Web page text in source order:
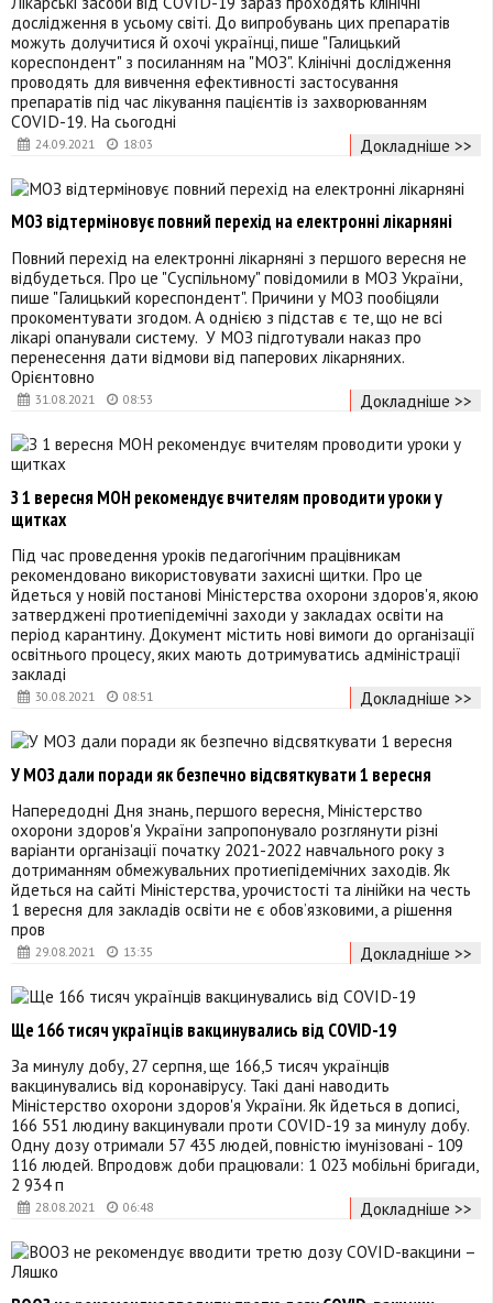
24.09.2021 18:03
дослідження в усьому світі. До випробувань цих препаратів
можуть долучитися й охочі українці, пише "Галицький
кореспондент" з посиланням на "МОЗ". Клінічні дослідження
проводять для вивчення ефективності застосування
препаратів під час лікування пацієнтів із захворюванням
COVID-19. На сьогодні
Докладніше >>
31.08.2021 08:53
МОЗ відтерміновує повний перехід на електронні лікарняні
Повний перехід на електронні лікарняні з першого вересня не
відбудеться. Про це "Суспільному" повідомили в МОЗ України,
пише "Галицький кореспондент". Причини у МОЗ пообіцяли
прокоментувати згодом. А однією з підстав є те, що не всі
лікарі опанували систему. У МОЗ підготували наказ про
перенесення дати відмови від паперових лікарняних.
Орієнтовно
Докладніше >>
30.08.2021 08:51
З 1 вересня МОН рекомендує вчителям проводити уроки у
щитках
Під час проведення уроків педагогічним працівникам
рекомендовано використовувати захисні щитки. Про це
йдеться у новій постанові Міністерства охорони здоров'я, якою
затверджені протиепідемічні заходи у закладах освіти на
період карантину. Документ містить нові вимоги до організації
освітнього процесу, яких мають дотримуватись адміністрації
закладі
Докладніше >>
29.08.2021 13:35
У МОЗ дали поради як безпечно відсвяткувати 1 вересня
Напередодні Дня знань, першого вересня, Міністерство
охорони здоров'я України запропонувало розглянути різні
варіанти організації початку 2021-2022 навчального року з
дотриманням обмежувальних протиепідемічних заходів. Як
йдеться на сайті Міністерства, урочистості та лінійки на честь
1 вересня для закладів освіти не є обов’язковими, а рішення
пров
Докладніше >>
28.08.2021 06:48
Ще 166 тисяч українців вакцинувались від COVID-19
За минулу добу, 27 серпня, ще 166,5 тисяч українців
вакцинувались від коронавірусу. Такі дані наводить
Міністерство охорони здоров'я України. Як йдеться в дописі,
166 551 людину вакцинували проти COVID-19 за минулу добу.
Одну дозу отримали 57 435 людей, повністю імунізовані - 109
116 людей. Впродовж доби працювали: 1 023 мобільні бригади,
2 934 п
Докладніше >>